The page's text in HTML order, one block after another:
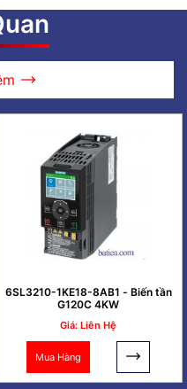
6SL3210-1KE18-8AB1 - Biến tần
G120C 4KW
Giá: Liên Hệ
Mua Hàng